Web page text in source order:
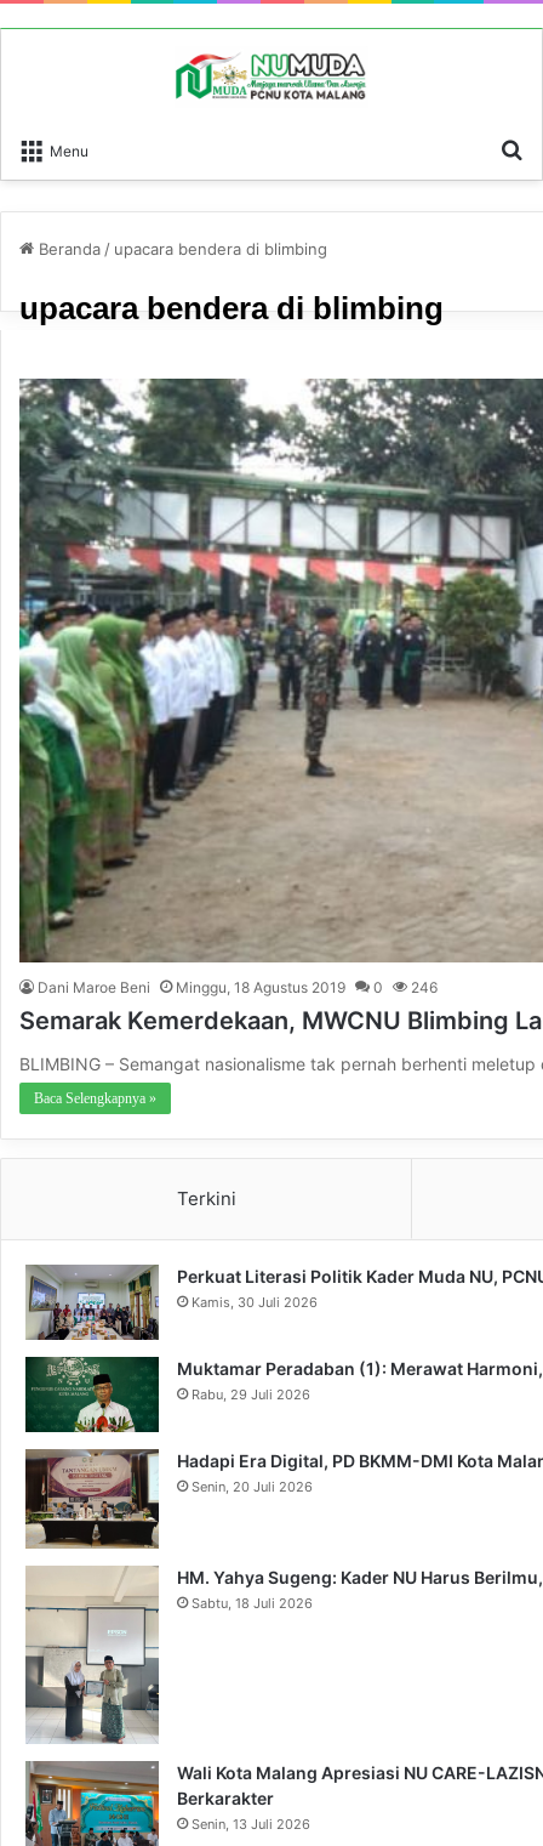
Menu
Beranda / upacara bendera di blimbing
upacara bendera di blimbing
Dani Maroe Beni Minggu, 18 Agustus 2019 0 246
Semarak Kemerdekaan, MWCNU Blimbing
BLIMBING – Semangat nasionalisme tak pernah berhenti
Baca Selengkapnya »
Terkini
Perkuat Literasi Politik Kader Muda NU,
Kamis, 30 Juli 2026
Muktamar Peradaban (1): Merawat
Rabu, 29 Juli 2026
Hadapi Era Digital, PD BKMM-DMI Kota
Senin, 20 Juli 2026
HM. Yahya Sugeng: Kader NU Harus
Sabtu, 18 Juli 2026
Wali Kota Malang Apresiasi NU CARE-
Berkarakter
Senin, 13 Juli 2026